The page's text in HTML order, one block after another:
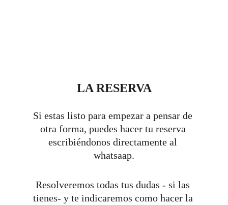
LA RESERVA
Si estas listo para empezar a pensar de
otra forma, puedes hacer tu reserva
escribiéndonos directamente al
whatsaap.
Resolveremos todas tus dudas - si las
tienes- y te indicaremos como hacer la